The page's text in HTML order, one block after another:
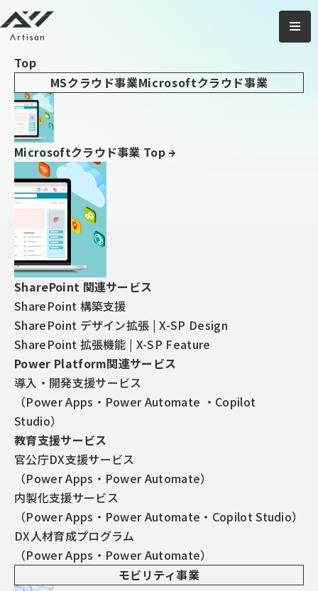
アーティサン株式会社
ご相談・
お問い合わせ
Top
MSクラウド事業Microsoftクラウド事業
Microsoftクラウド事業 Top
SharePoint 関連サービス
SharePoint 構築支援
SharePoint デザイン拡張 | X-SP Design
SharePoint 拡張機能 | X-SP Feature
Power Platform関連サービス
導入・開発支援サービス
（Power Apps・Power Automate ・Copilot
Studio）
教育支援サービス
官公庁DX支援サービス
（Power Apps・Power Automate）
内製化支援サービス
（Power Apps・Power Automate・Copilot Studio）
DX人材育成プログラム
（Power Apps・Power Automate）
モビリティ事業
TOP
バスの到着時間がスマホでわかる、バス到着予測サービス
「バス予報」の実証実験開始（十和田観光電鉄株式会社様）
2017/02/01 プレスリリース
バスの到着時間がスマホでわか
る、バス到着予測サービス「バス
予報」の実証実験開始（十和田観
光電鉄株式会社様）
アーティサン株式会社（本社：東京都調布市、代表：
小山 才喜）と、国際東北グループ 十和田観光電鉄株式
会社（本社：青森県十和田市、代表：白石鉄右エ門）
は共同で、スマートフォン・バスロケーションサービ
ス『バス予報』の実証実験を今月(2017年2月)より開
始する。
実証実験は2月1日(水)より3ヶ月間の予定で、十和田市
から三沢市を結ぶ路線を、実際に営業運行するバス約
12台により行われる。
『バス予報』は、アーティサン株式会社が開発・提供
する、バス近接予測サービス。利用者がスマートフォ
ンから最寄り停留所を探し、停留所へのバス到着時刻
を簡単に知ることができる。初めての利用者や高齢者
も迷わずに利用できるよう、シンプルで大きいボタン